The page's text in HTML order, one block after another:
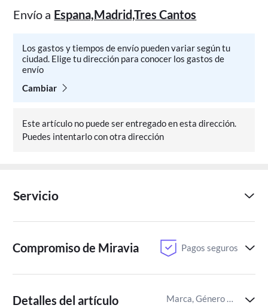
Envío a Espana,Madrid,Tres Cantos
Los gastos y tiempos de envío pueden variar según tu
ciudad. Elige tu dirección para conocer los gastos de
envío
Cambiar
Este artículo no puede ser entregado en esta dirección.
Puedes intentarlo con otra dirección
Servicio
Compromiso de Miravia Pagos seguros
Detalles del artículo Marca, Género del juego,Recomendación por edades para juegos